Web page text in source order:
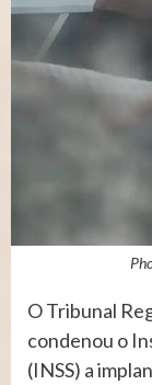
O Tribunal
condenou o
(INSS) a